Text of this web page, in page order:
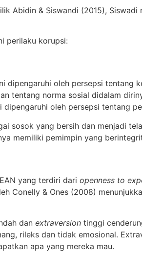
Abidin & Siswandi (2015),
perilaku korupsi:
dipengaruhi oleh persepsi tentang
tentang norma sosial didalam
oleh persepsi tentang
sosok yang bersih dan menjadi
memiliki pemimpin yang
yang terdiri dari openness to
Conelly & Ones (2008)
dan extraversion tinggi
rileks dan tidak emosional.
apa yang mereka mau.